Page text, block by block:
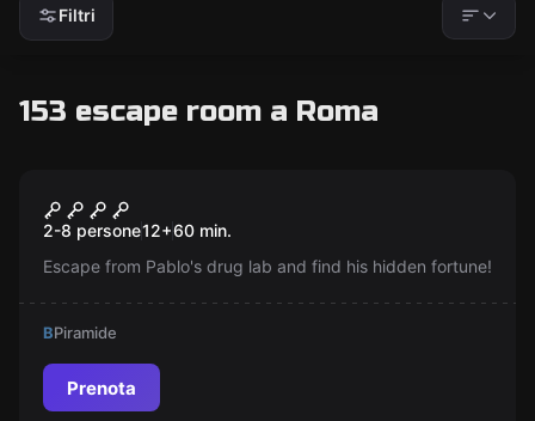
Filtri
153 escape room a Roma
Nuovo
Pablo Escobar
2-8 persone12+60 min.
Escape from Pablo's drug lab and find his hidden fortune!
BPiramide
Prenota